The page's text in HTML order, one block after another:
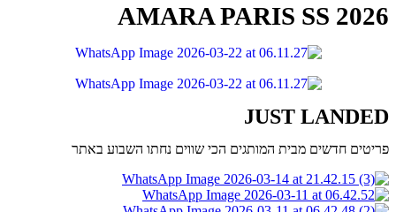
AMARA PARIS SS 2026
JUST LANDED
פריטים חדשים מבית המותגים הכי שווים נחתו השבוע באתר